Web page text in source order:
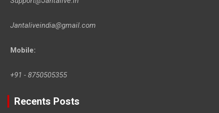
Jantaliveindia@gmail.com
Mobile:
+91 - 8750505355
Recents Posts